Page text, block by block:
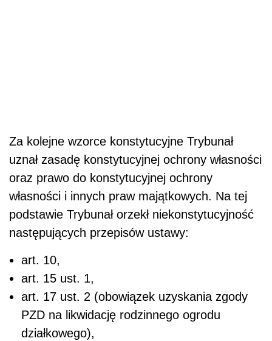
Za kolejne wzorce konstytucyjne Trybunał
uznał zasadę konstytucyjnej ochrony własności
oraz prawo do konstytucyjnej ochrony
własności i innych praw majątkowych. Na tej
podstawie Trybunał orzekł niekonstytucyjność
następujących przepisów ustawy:
art. 10,
art. 15 ust. 1,
art. 17 ust. 2 (obowiązek uzyskania zgody
PZD na likwidację rodzinnego ogrodu
działkowego),